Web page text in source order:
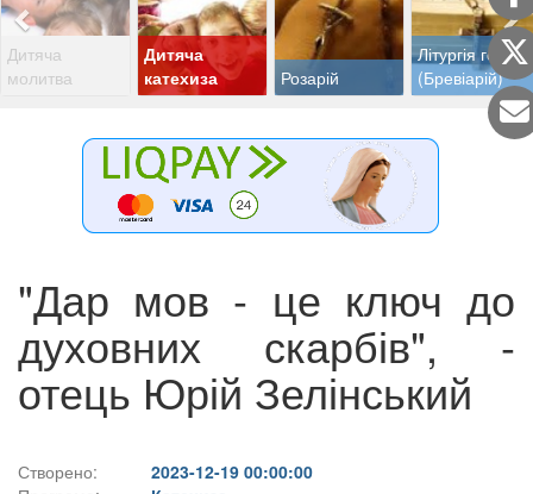
Дитяча
молитва
Дитяча
катехиза
Розарій
Літургія годин
(Бревіарій)
"Дар мов - це ключ до
духовних скарбів", -
отець Юрій Зелінський
Створено:
2023-12-19 00:00:00